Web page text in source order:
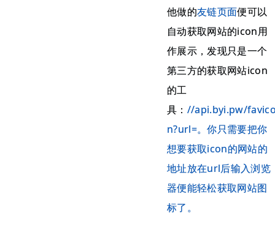
他做的友链页面便可以
自动获取网站的icon用
作展示，发现只是一个
第三方的获取网站icon
的工
具： //api.byi.pw/
n?url=。你只需要把你
想要获取icon的网站的
地址放在url后输入浏览
器便能轻松获取网站图
标了。